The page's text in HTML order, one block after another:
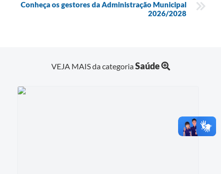
Conheça os gestores da Administração Municipal
2026/2028
VEJA MAIS da categoriaSaúde